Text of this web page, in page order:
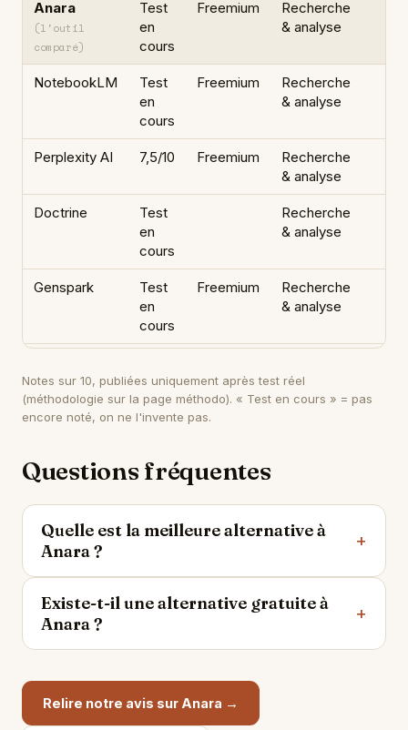
Anara
(l'outil
comparé)
Test
en
cours
Freemium
Recherche
& analyse
NotebookLM
Test
en
cours
Freemium
Recherche
& analyse
Perplexity AI 7,5/10 Freemium
Recherche
& analyse
Doctrine
Test
en
cours
Recherche
& analyse
Genspark
Test
en
cours
Freemium
Recherche
& analyse
Notes sur 10, publiées uniquement après test réel
(méthodologie sur la page méthodo). « Test en cours » = pas
encore noté, on ne l'invente pas.
Questions fréquentes
Quelle est la meilleure alternative à
Anara ?
Existe-t-il une alternative gratuite à
Anara ?
Relire notre avis sur Anara →